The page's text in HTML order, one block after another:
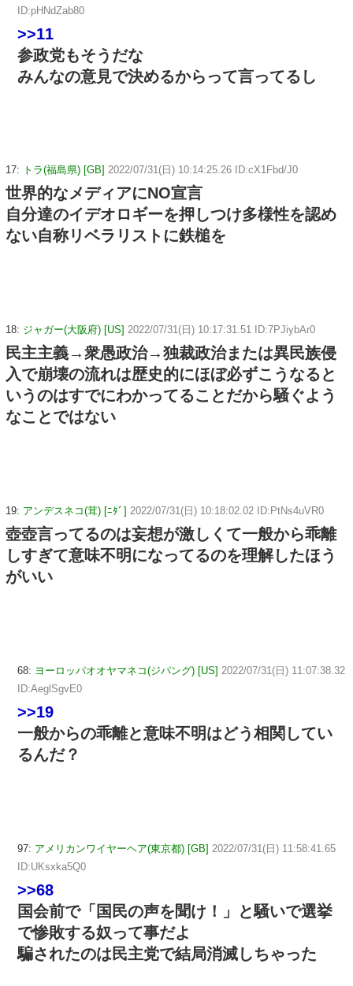
ID:pHNdZab80
>>11
参政党もそうだな
みんなの意見で決めるからって言ってるし
17: トラ(福島県) [GB] 2022/07/31(日) 10:14:25.26 ID:cX1Fbd/J0
世界的なメディアにNO宣言
自分達のイデオロギーを押しつけ多様性を認め
ない自称リベラリストに鉄槌を
18: ジャガー(大阪府) [US] 2022/07/31(日) 10:17:31.51 ID:7PJiybAr0
民主主義→衆愚政治→独裁政治または異民族侵
入で崩壊の流れは歴史的にほぼ必ずこうなると
いうのはすでにわかってることだから騒ぐよう
なことではない
19: アンデスネコ(茸) [ﾆﾀﾞ] 2022/07/31(日) 10:18:02.02 ID:PtNs4uVR0
壺壺言ってるのは妄想が激しくて一般から乖離
しすぎて意味不明になってるのを理解したほう
がいい
68: ヨーロッパオオヤマネコ(ジパング) [US] 2022/07/31(日) 11:07:38.32
ID:AeglSgvE0
>>19
一般からの乖離と意味不明はどう相関してい
るんだ？
97: アメリカンワイヤーヘア(東京都) [GB] 2022/07/31(日) 11:58:41.65
ID:UKsxka5Q0
>>68
国会前で「国民の声を聞け！」と騒いで選挙
で惨敗する奴って事だよ
騙されたのは民主党で結局消滅しちゃった